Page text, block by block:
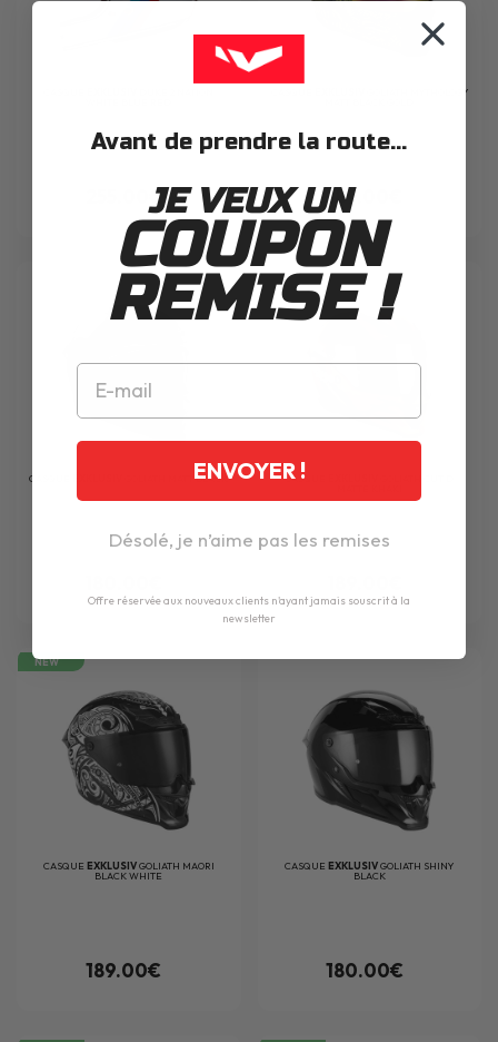
255.00€
GOLIATH MYTHOLOGY
189.00€
CASQUE GOLIATH MATT BLACK CASQUE
NEW
CASQUE EXKLUSIVGOLIATH MAORI
BLACK WHITE
189.00€
CASQUEEXKLUSIVGOLIATH SHINY
BLACK
180.00€
Avant de prendre la route...
JE VEUX UN
COUPON
REMISE !
ENVOYER !
Désolé, je n’aime pas les remises
Offre réservée aux nouveaux clients n'ayant jamais souscrit à la
newsletter